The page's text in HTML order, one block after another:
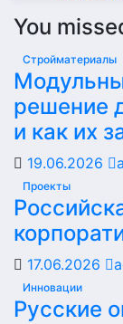
You
Стройматериалы
решение
и как их
19.06.2026
Проекты
17.06.2026
Инновации
Русские